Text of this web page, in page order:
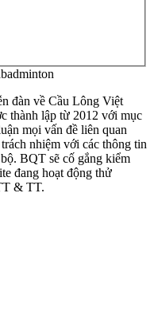
đàn về Cầu Lông Việt
thành lập từ 2012 với mục
mọi vấn đề liên quan
nhiệm với các thông tin
BQT sẽ cố gắng kiểm
đang hoạt động thử
& TT.